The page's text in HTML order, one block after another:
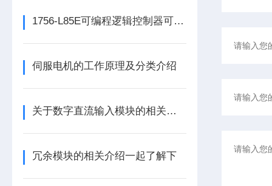
1756-L85E可编程逻辑控制器可满足多行业自动化精准控制需求
伺服电机的工作原理及分类介绍
关于数字直流输入模块的相关介绍
冗余模块的相关介绍一起了解下